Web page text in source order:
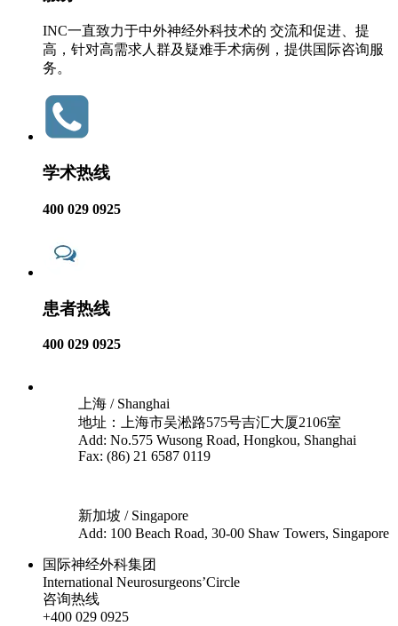
INC一直致力于中外神经外科技术的 交流和促进、提
高，针对高需求人群及疑难手术病例，提供国际咨询服
务。
学术热线
400 029 0925
患者热线
400 029 0925
上海 / Shanghai
地址：上海市吴淞路575号吉汇大厦2106室
Add: No.575 Wusong Road, Hongkou, Shanghai
Fax: (86) 21 6587 0119
新加坡 / Singapore
Add: 100 Beach Road, 30-00 Shaw Towers, Singapore
国际神经外科集团
International Neurosurgeons’Circle
咨询热线
+400 029 0925